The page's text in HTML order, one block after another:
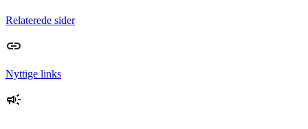
Relaterede sider
Nyttige links